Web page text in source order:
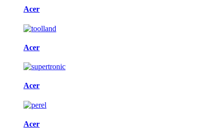
Acer
Acer
Acer
Acer